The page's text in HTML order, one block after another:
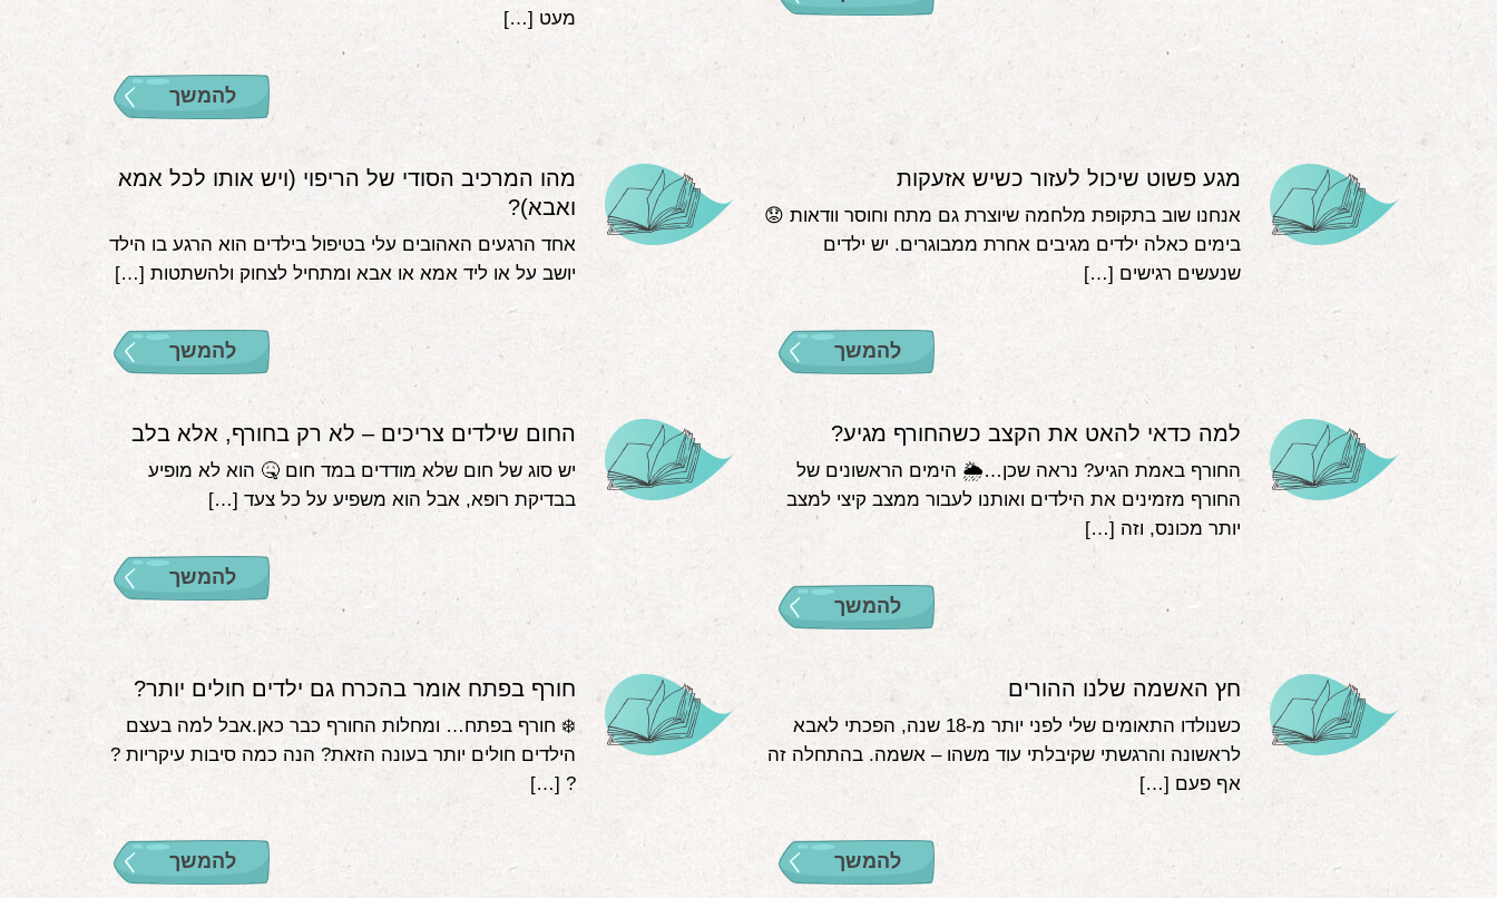
מעט […]
להמשך
מגע פשוט שיכול לעזור כשיש אזעקות
אנחנו שוב בתקופת מלחמה שיוצרת גם מתח וחוסר וודאות 😟
בימים כאלה ילדים מגיבים אחרת ממבוגרים. יש ילדים
שנעשים רגישים […]
להמשך
מהו המרכיב הסודי של הריפוי (ויש אותו לכל אמא
ואבא)?
אחד הרגעים האהובים עלי בטיפול בילדים הוא הרגע בו הילד
יושב על או ליד אמא או אבא ומתחיל לצחוק ולהשתטות […]
להמשך
למה כדאי להאט את הקצב כשהחורף מגיע?
החורף באמת הגיע? נראה שכן…🌦 הימים הראשונים של
החורף מזמינים את הילדים ואותנו לעבור ממצב קיצי למצב
יותר מכונס, וזה […]
להמשך
החום שילדים צריכים – לא רק בחורף, אלא בלב
יש סוג של חום שלא מודדים במד חום 🤒 הוא לא מופיע
בבדיקת רופא, אבל הוא משפיע על כל צעד […]
להמשך
חץ האשמה שלנו ההורים
כשנולדו התאומים שלי לפני יותר מ-18 שנה, הפכתי לאבא
לראשונה והרגשתי שקיבלתי עוד משהו – אשמה. בהתחלה זה
אף פעם […]
להמשך
חורף בפתח אומר בהכרח גם ילדים חולים יותר?
❄️ חורף בפתח… ומחלות החורף כבר כאן.אבל למה בעצם
הילדים חולים יותר בעונה הזאת? הנה כמה סיבות עיקריות ?
? […]
להמשך